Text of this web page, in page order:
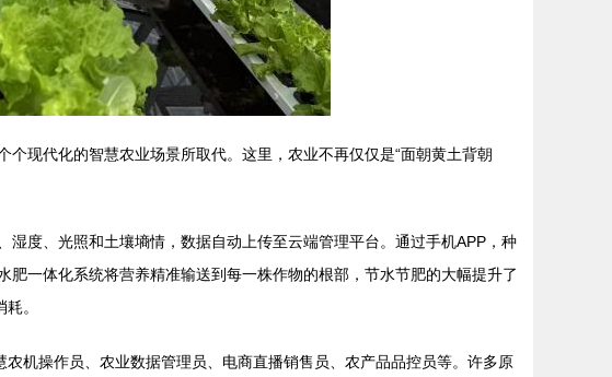
现代化的智慧农业场景所取代。这里，农业不再仅仅是“面朝黄土背朝
度、光照和土壤墒情，数据自动上传至云端管理平台。通过手机APP，种
一体化系统将营养精准输送到每一株作物的根部，节水节肥的大幅提升了
。
机操作员、农业数据管理员、电商直播销售员、农产品品控员等。许多原